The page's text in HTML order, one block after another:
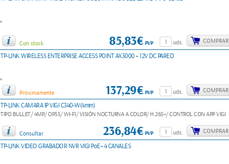
Con stock uds. COMPRAR
85,83€PVP
TP-LINK WIRELESS ENTERPRISE ACCESS POINT AX3000 + 12V DC PARED
Próximamente uds. COMPRAR
137,29€PVP
TP-LINK CAMARA IP VIGI C340-W(4mm)
TIPO BULLET/ 4MP/ OP55/ WI-FI/ VISIÓN NOCTURNA A COLOR/ H.265+/ CONTROL CON APP VIGI
Consultar uds. COMPRAR
236,84€PVP
TP-LINK VIDEO GRABADOR NVR VIGI PoE+ 4 CANALES